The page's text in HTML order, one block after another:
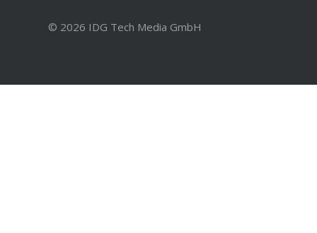
© 2026 IDG Tech Media GmbH